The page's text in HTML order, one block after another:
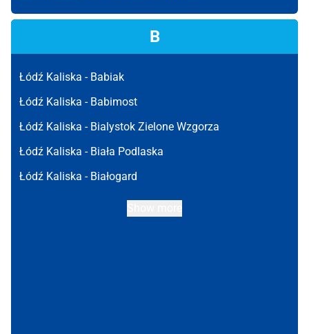
B
Łódź Kaliska - Babiak
Łódź Kaliska - Babimost
Łódź Kaliska - Bialystok Zielone Wzgorza
Łódź Kaliska - Biała Podlaska
Łódź Kaliska - Białogard